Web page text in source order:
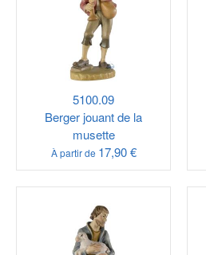
5100.09
Berger jouant de la
musette
À partir de 17,90 €